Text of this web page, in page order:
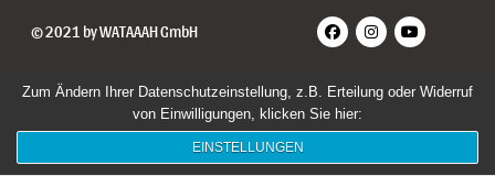
© 2021 by WATAAAH GmbH
Zum Ändern Ihrer Datenschutzeinstellung, z.B. Erteilung oder Widerruf
von Einwilligungen, klicken Sie hier:
EINSTELLUNGEN